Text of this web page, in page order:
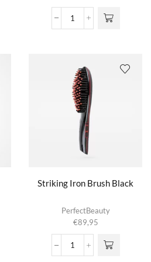
Professional
Striking Iron Brush Black
PerfectBeauty
€89,95
Striking